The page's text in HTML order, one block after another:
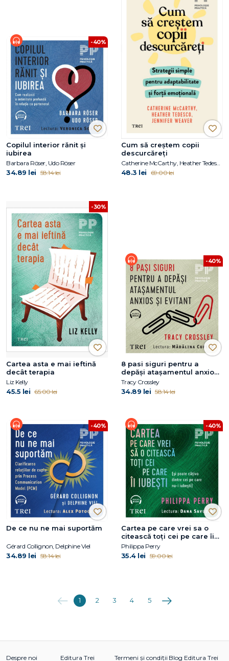
-40%
Copilul interior rănit și
iubirea
Barbara Röser, Udo Röser
34.89 lei 58.14 lei
Cum să creștem copii
descurcăreți
Catherine McCarthy, Heather Tedesco, Jennifer Weaver
48.3 lei 69.00 lei
-30%
Cartea asta e mai ieftină
decât terapia
Liz Kelly
45.5 lei 65.00 lei
-40%
8 pasi siguri pentru a
depăși atașamentul anxios
și evitant
Tracy Crossley
34.89 lei 58.14 lei
-40%
De ce nu ne mai suportăm
Gérard Collignon, Delphine Viel
34.89 lei 58.14 lei
-40%
Cartea pe care vrei sa o
citească toți cei pe care îi
iubești
Philippa Perry
35.4 lei 59.00 lei
Anterioara
1 2 3 4 5 Următoarea
Despre noi Editura Trei Termeni și condiții Blog Editura Trei